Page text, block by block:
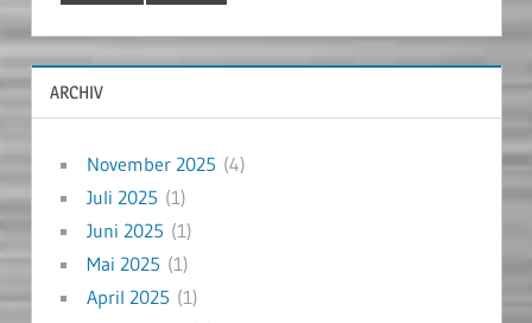
ARCHIV
November 2025 (4)
Juli 2025 (1)
Juni 2025 (1)
Mai 2025 (1)
April 2025 (1)